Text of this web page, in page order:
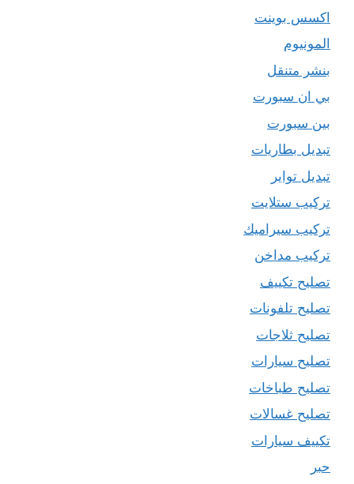
اكسس بوينت
المونيوم
بنشر متنقل
بي ان سبورت
بين سبورت
تبديل بطاريات
تبديل تواير
تركيب ستلايت
تركيب سيراميك
تركيب مداخن
تصليح تكييف
تصليح تلفونات
تصليح ثلاجات
تصليح سيارات
تصليح طباخات
تصليح غسالات
تكييف سيارات
حبر